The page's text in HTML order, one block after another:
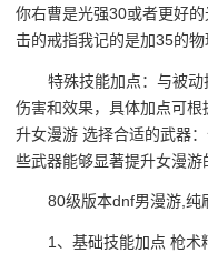
你右曹是光强30或者更好
击的戒指我记的是加35的物
特殊技能加点：与被
伤害和效果，具体加点可
升女漫游 选择合适的武器
些武器能够显著提升女漫游
80级版本dnf男漫游,纯
1、基础技能加点 枪